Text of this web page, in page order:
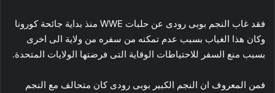
فقد غاب النجم بوبى رودى عن حلبات WWE منذ بداية جائحة كورونا
وكان هذا الغياب بسبب عدم تمكنه من سفره من ولاية الى اخرى
بسبب منع السفر للاحتياطات الوقاية التى فرضتها الولايات المتحدة.
فمن المعروف ان النجم الكبير بوبى رودى كان متحالف مع النجم